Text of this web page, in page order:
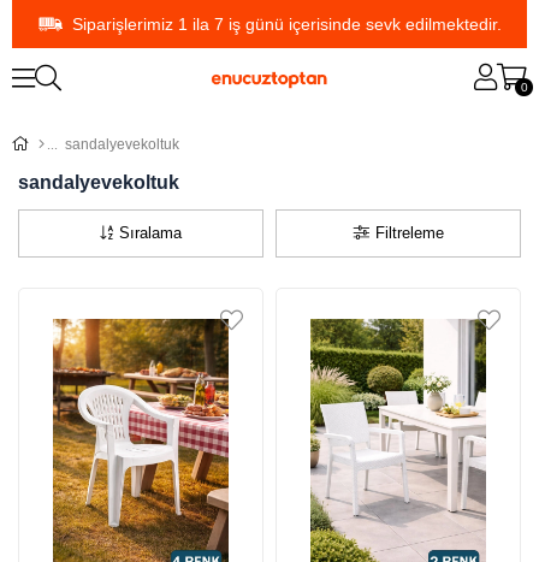
Siparişlerimiz 1 ila 7 iş günü içerisinde sevk edilmektedir.
0
sandalyevekoltuk
sandalyevekoltuk
Filtreleme
Sıralama